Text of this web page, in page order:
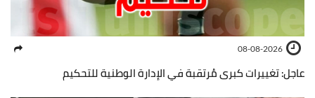
08-08-2026
عاجل: تغييرات كبرى مُرتقبة في الإدارة الوطنية للتحكيم